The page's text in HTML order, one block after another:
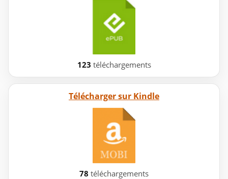
123 téléchargements
Télécharger sur Kindle
78 téléchargements